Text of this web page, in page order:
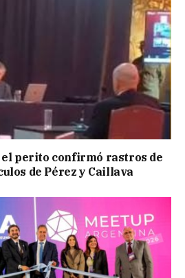
el perito confirmó rastros de
de Pérez y Caillava